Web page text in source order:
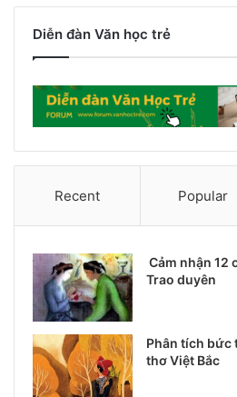
Diễn đàn Văn học trẻ
Recent Popular
Cảm nhận 12
Trao duyên
Phân tích bức
thơ Việt Bắc